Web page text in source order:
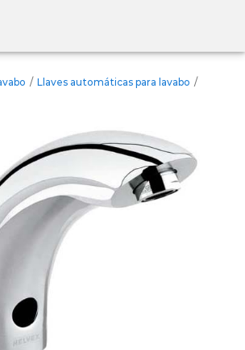
/ Llaves automáticas para lavabo /